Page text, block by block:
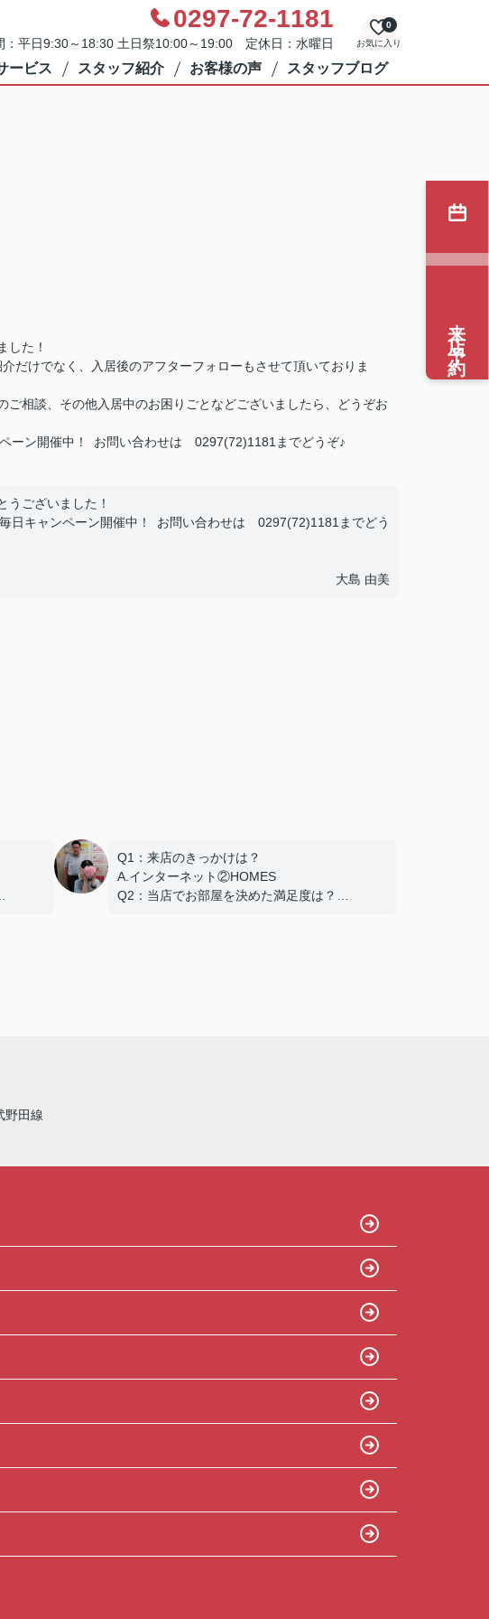
0297-72-1181
：平日9:30～18:30 土日祭10:00～19:00 定休日：水曜日 お気に入り
0
ービス スタッフ紹介 お客様の声 スタッフブログ
した！
だけでなく、入居後のアフターフォローもさせて頂いておりま
ご相談、その他入居中のお困りごとなどございましたら、どうぞお
ーン開催中！ お問い合わせは 0297(72)1181までどうぞ♪
うございました！
日キャンペーン開催中！ お問い合わせは 0297(72)1181までどう
大島 由美
のご
ペー
Q1：来店のきっかけは？
A.インターネット②HOMES
Q2：当店でお部屋を決めた満足度は？
来店予約
野田線